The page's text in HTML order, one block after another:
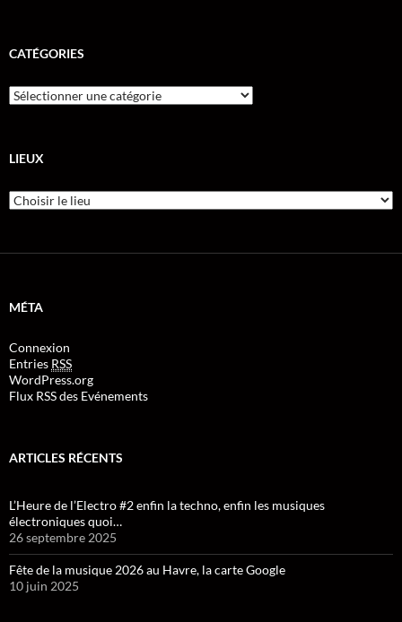
CATÉGORIES
LIEUX
MÉTA
Connexion
Entries RSS
WordPress.org
Flux RSS des Evénements
ARTICLES RÉCENTS
L’Heure de l’Electro #2 enfin la techno, enfin les musiques
électroniques quoi…
26 septembre 2025
Fête de la musique 2026 au Havre, la carte Google
10 juin 2025